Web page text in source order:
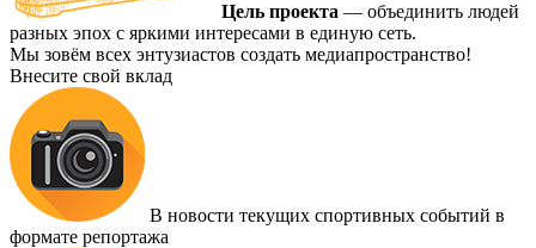
Цель проекта — объединить людей
разных эпох с яркими интересами в единую сеть.
Мы зовём всех энтузиастов создать медиапространство!
Внесите свой вклад
В новости текущих спортивных событий в
формате репортажа